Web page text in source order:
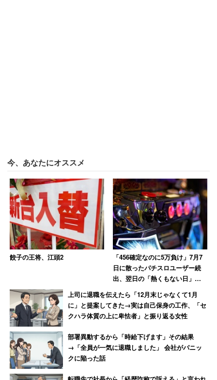
それから1か月ほどした、ある夜。父がレコードを聴きな
から眠りについていた時のこと。父が寝ているベッドの、
頭側にあるドアがスーっと開き、何かが入ってきたとい
う。それはベッドの側に立ち、父を見下ろしている。
瞬間、父は体が動かなくなり、声が出なくなった。”そ
れ”は焼け焦げた衣類を身にまとい、髪の毛はヂリヂリに
焦げ、顔が焼けただれた老婆だ。あの火事で亡くなった妻
だと分かった。肌や服がプスプスと音をたて、焦げた臭い
もがいても動けず、声も出ない。すると突然、ベッドの側
にいたおばあさんは父の視界から消えた。同時に、今度は
布団の中で、お腹の上にズシッと重みを感じる。胸のあた
りから、焼けた両手が出てきて、父の首を絞めた。
今、あなたにオススメ
餃子の王将、江頭2
「456確定なのに5万負け」7月7
日に散ったパチスロユーザー続
出、翌日の「熱くもない日」に
10万負けた猛者も
上司に退職を伝えたら「12月末じゃなくて1月
に」と提案してきた→実は自己保身の工作、「セ
クハラ体質の上に卑怯者」と振り返る女性
部署異動するから「時給下げます」その結果
→「全員が一気に退職しました」 会社がパニッ
クに陥った話